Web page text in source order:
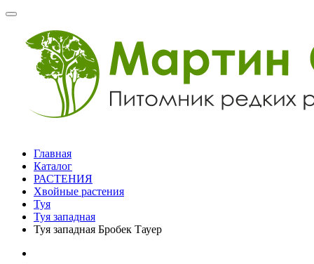
Главная
Каталог
РАСТЕНИЯ
Хвойные растения
Туя
Туя западная
Туя западная Бробек Тауер